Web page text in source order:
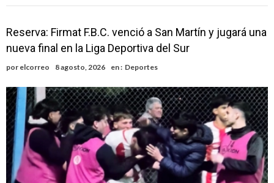
Reserva: Firmat F.B.C. venció a San Martín y jugará una
nueva final en la Liga Deportiva del Sur
por elcorreo 8 agosto, 2026 en : Deportes